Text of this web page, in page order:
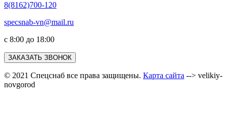
8(8162)700-120
specsnab-vn@mail.ru
с 8:00 до 18:00
ЗАКАЗАТЬ ЗВОНОК
© 2021 Спецснаб все права защищены. Карта сайта --> velikiy-
novgorod